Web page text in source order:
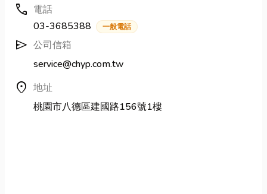
call 電話
03-3685388
一般電話
send 公司信箱
service@chyp.com.tw
location_on 地址
桃園市八德區建國路156號1樓